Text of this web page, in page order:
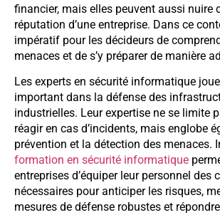
financier, mais elles peuvent aussi nuire
réputation d’une entreprise. Dans ce
impératif pour les décideurs de
menaces et de s’y préparer de manière
Les experts en sécurité informatique
important dans la défense des
industrielles. Leur expertise ne se limite
réagir en cas d’incidents, mais englobe
prévention et la détection des menaces.
formation en sécurité informatique
entreprises d’équiper leur personnel des
nécessaires pour anticiper les risques,
mesures de défense robustes et